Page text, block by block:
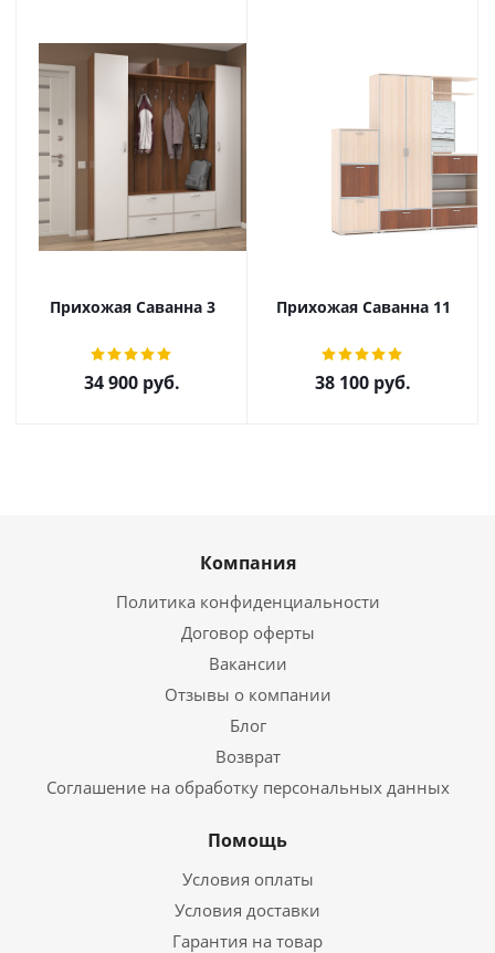
Прихожая Саванна 3
34 900 руб.
Прихожая Саванна 11
38 100 руб.
Компания
Политика конфиденциальности
Договор оферты
Вакансии
Отзывы о компании
Блог
Возврат
Соглашение на обработку персональных данных
Помощь
Условия оплаты
Условия доставки
Гарантия на товар